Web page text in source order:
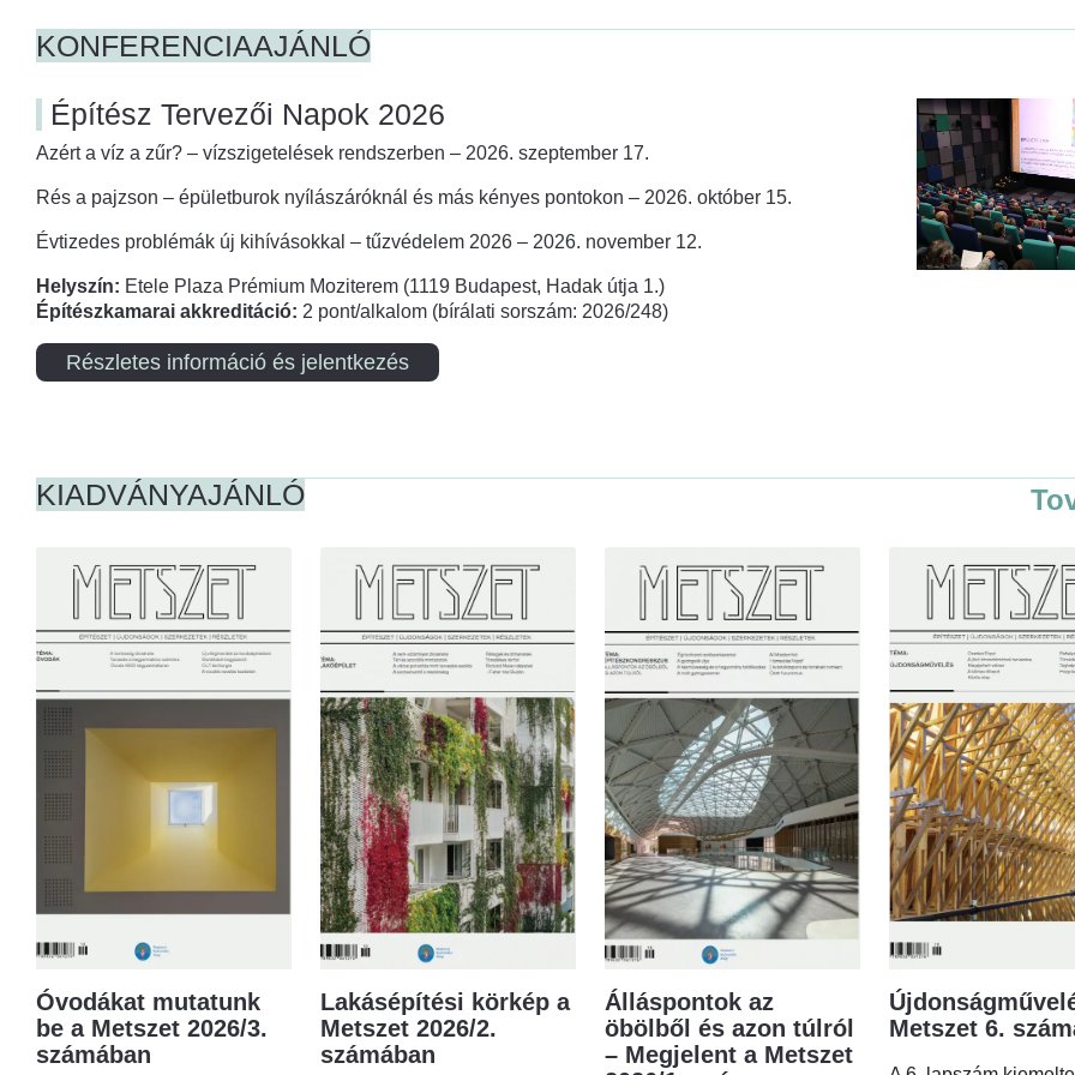
KONFERENCIAAJÁNLÓ
Építész Tervezői Napok 2026
Azért a víz a zűr? – vízszigetelések rendszerben – 2026. szeptember 17.
Rés a pajzson – épületburok nyílászáróknál és más kényes pontokon – 2026. október 15.
Évtizedes problémák új kihívásokkal – tűzvédelem 2026 – 2026. november 12.
Helyszín: Etele Plaza Prémium Moziterem (1119 Budapest, Hadak útja 1.)
Építészkamarai akkreditáció: 2 pont/alkalom (bírálati sorszám: 2026/248)
Részletes információ és jelentkezés
KIADVÁNYAJÁNLÓ
Óvodákat mutatunk
be a Metszet 2026/3.
számában
Lakásépítési körkép a
Metszet 2026/2.
számában
Álláspontok az
öbölből és azon túlról
– Megjelent a Metszet
Metszet 6.